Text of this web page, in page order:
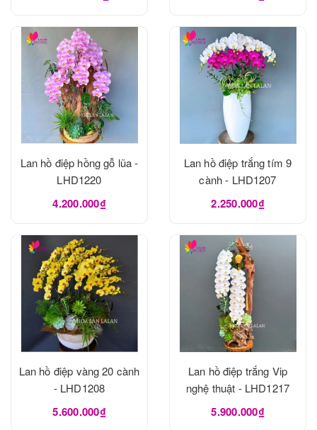
Lan hồ điệp hồng gỗ lũa -
LHD1220
4.200.000₫
Lan hồ điệp trắng tím 9
cành - LHD1207
2.250.000₫
Lan hồ điệp vàng 20 cành
- LHD1208
5.600.000₫
Lan hồ điệp trắng Vip
nghệ thuật - LHD1217
5.900.000₫